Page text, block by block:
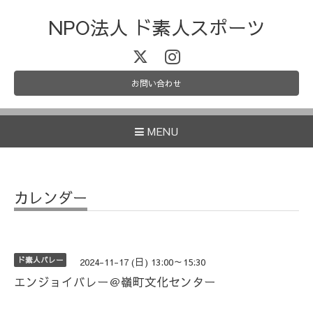
NPO法人 ド素人スポーツ
お問い合わせ
MENU
カレンダー
ド素人バレー 2024-11-17 (日) 13:00～15:30
エンジョイバレー＠嶺町文化センター